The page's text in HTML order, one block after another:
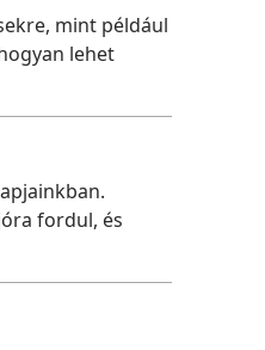
mint például
lehet
fordul, és